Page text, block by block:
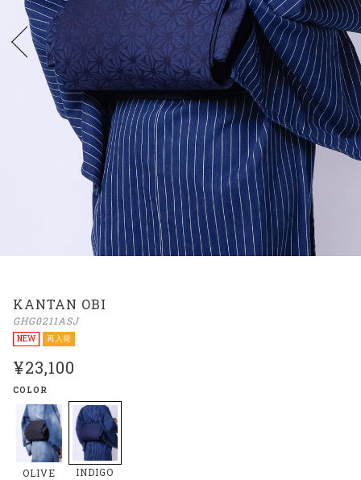
KANTAN OBI
GHG0211ASJ
NEW 再入荷
¥23,100
COLOR
OLIVE INDIGO